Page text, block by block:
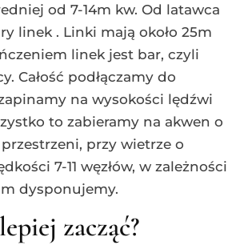
od 7-14m kw. Od latawca
linek . Linki mają około 25m
linek jest bar, czyli
Całość podłączamy do
na wysokości lędźwi
to zabieramy na akwen o
przy wietrze o
7-11 węzłów, w zależności
dysponujemy.
zacząć?